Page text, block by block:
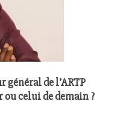
de l’ARTP
celui de demain ?